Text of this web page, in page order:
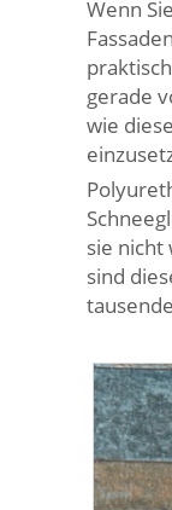
Wenn
gerade
wie
sie nicht
sind